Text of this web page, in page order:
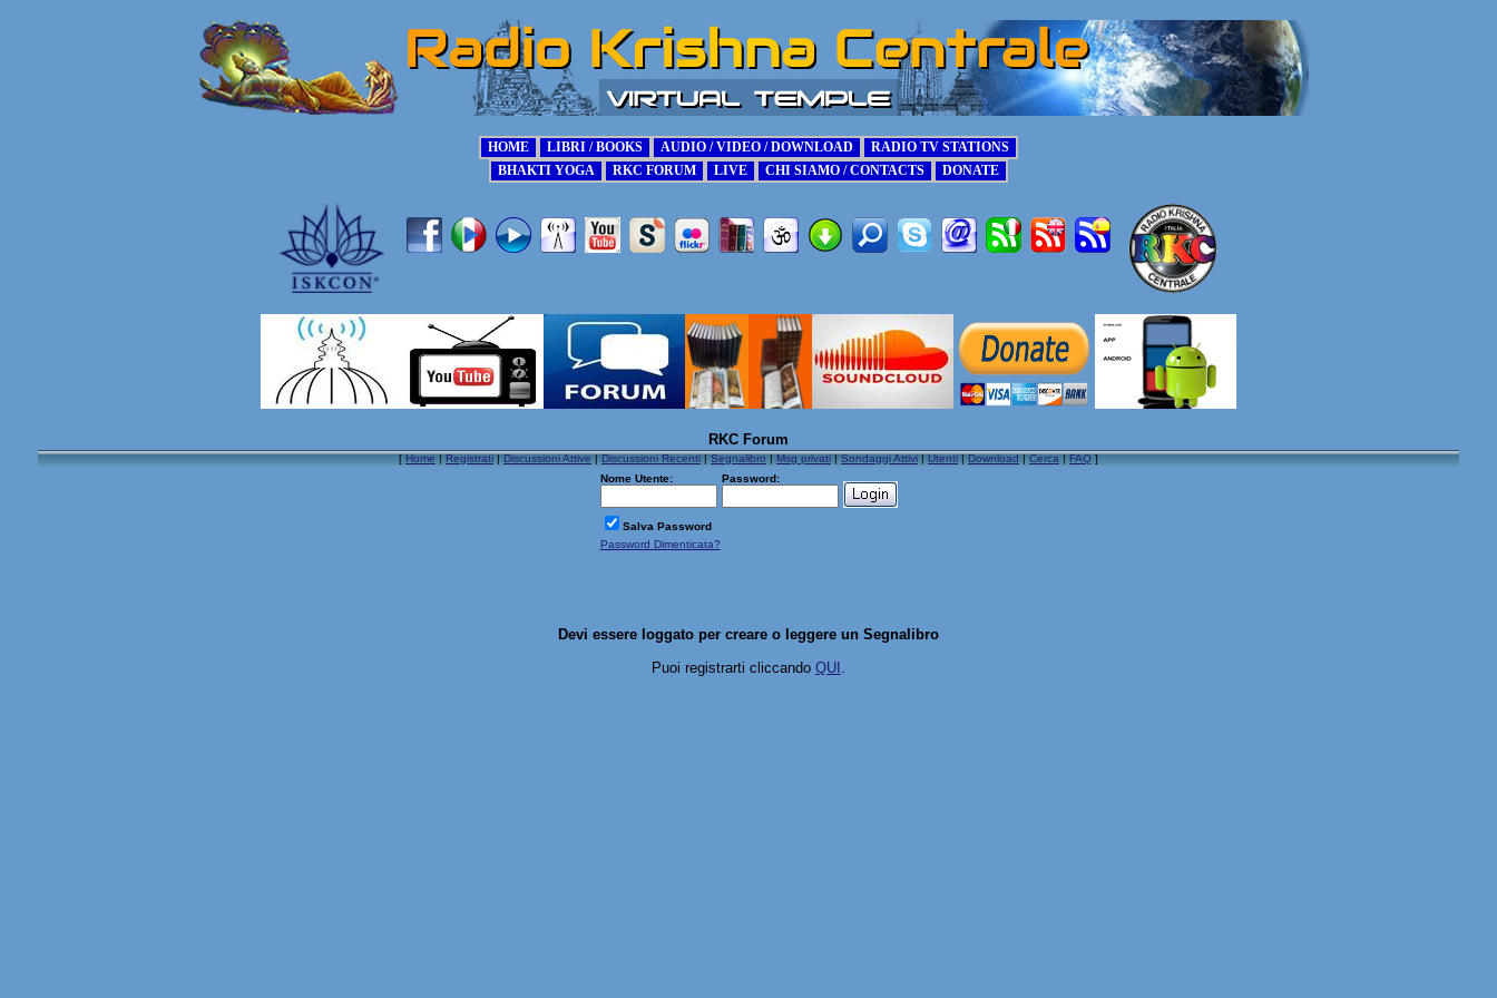
RKC Forum
[Home|Registrati|Discussioni Attive|Discussioni Recenti|Segnalibro|Msg privati|Sondaggi Attivi|Utenti|Download|Cerca|FAQ]
Nome Utente:
Password:
Salva Password
Password Dimenticata?
Devi essere loggato per creare o leggere un Segnalibro
Puoi registrarti cliccando QUI .